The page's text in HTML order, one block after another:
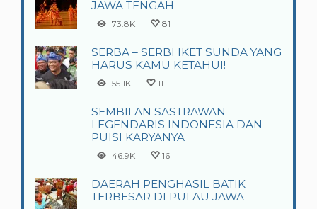
JAWA TENGAH
73.8K 81
SERBA – SERBI IKET SUNDA YANG
HARUS KAMU KETAHUI!
55.1K 11
SEMBILAN SASTRAWAN
LEGENDARIS INDONESIA DAN
PUISI KARYANYA
46.9K 16
DAERAH PENGHASIL BATIK
TERBESAR DI PULAU JAWA